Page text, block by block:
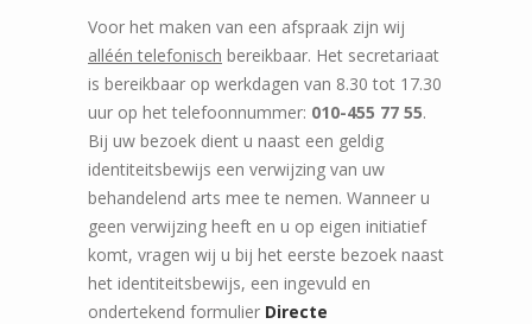
Voor het maken van een afspraak zijn wij
alléén telefonisch bereikbaar. Het secretariaat
is bereikbaar op werkdagen van 8.30 tot 17.30
uur op het telefoonnummer: 010-455 77 55.
Bij uw bezoek dient u naast een geldig
identiteitsbewijs een verwijzing van uw
behandelend arts mee te nemen. Wanneer u
geen verwijzing heeft en u op eigen initiatief
komt, vragen wij u bij het eerste bezoek naast
het identiteitsbewijs, een ingevuld en
ondertekend formulier Directe